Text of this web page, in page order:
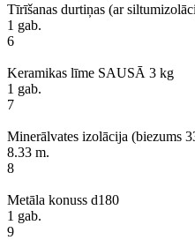
Tīrīšanas durtiņas (ar
1 gab.
6
Keramikas līme SAUSĀ 3 kg
1 gab.
7
Minerālvates izolācija (biezums
8.33 m.
8
Metāla konuss d180
1 gab.
9